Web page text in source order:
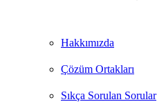
Hakkımızda
Çözüm Ortakları
Sıkça Sorulan Sorular